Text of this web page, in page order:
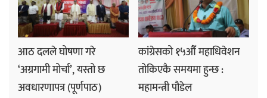
आठ दलले घोषणा गरे
‘अग्रगामी मोर्चा’, यस्तो छ
अवधारणापत्र (पूर्णपाठ)
कांग्रेसको १५औँ महाधिवेशन
तोकिएकै समयमा हुन्छ :
महामन्त्री पौडेल